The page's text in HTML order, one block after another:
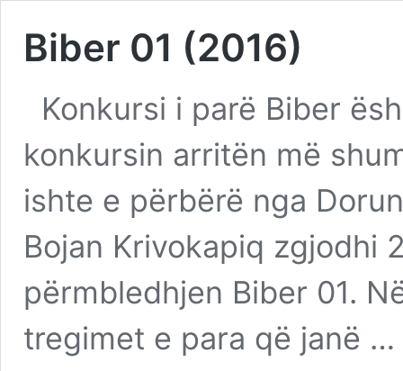
Biber 01 (2016)
Konkursi i parë Biber
konkursin arritën më
ishte e përbërë nga
Bojan Krivokapiq zgjodhi
përmbledhjen Biber 01.
tregimet e para që janë …